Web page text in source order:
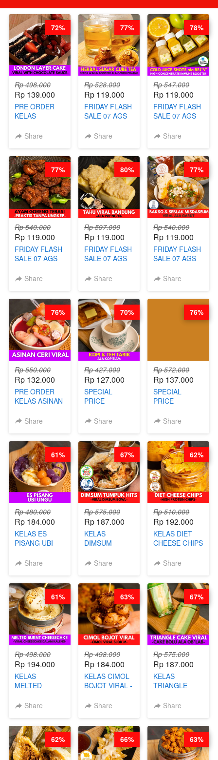
Rp 498.000
Rp 139.000
PRE ORDER
KELAS
LAYER CAKE -
SAUCE- BY
CHEF DITA
(TAYANG 18
AGUSTUS)
Share
72%
Rp 528.000
Rp 119.000
FRIDAY FLASH
SALE 07 AGS
HERBAL
DETOX & IMUN
BOOSTER
HITS PENANG
- BY BARISTA
ARISUDANA
Share
77%
Rp 547.000
Rp 119.000
FRIDAY FLASH
SALE 07 AGS
JUICE SHOTS
CONCENTRATE
IMMUNE
BOOSTER BY
BARISTA
ARISUDANA
Share
78%
Rp 540.000
Rp 119.000
FRIDAY FLASH
SALE 07 AGS
GORENG
TANPA
UNGKEP - BY
CHEF WARSIDI
WONG
Share
77%
Rp 597.000
Rp 119.000
FRIDAY FLASH
SALE 07 AGS
VIRAL
- BY CHEF
DITA
Share
80%
Rp 540.000
Rp 119.000
FRIDAY FLASH
SALE 07 AGS
& SEBLAK
GARUT - BY
CHEF WARSIDI
Share
77%
Rp 550.000
Rp 132.000
PRE ORDER
KELAS ASINAN
BY CHEF DITA
Share
76%
Rp 427.000
Rp 127.000
SPECIAL
PRICE
KELAS KOPI &
BARISTA
ARISUDANA
(TANGGAL 10
AGS HARGA
NAIK! )
Share
70%
Rp 572.000
Rp 137.000
SPECIAL
PRICE
KELAS CAKWE
DITA
(TANGGAL 10
AGS HARGA
NAIK! )
Share
76%
Rp 480.000
Rp 184.000
KELAS ES
PISANG UBI
CHEF DITA
Share
61%
Rp 575.000
Rp 187.000
KELAS
DIMSUM
- VIRAL
STEPHANIE
Share
67%
Rp 510.000
Rp 192.000
KELAS DIET
CHEESE CHIPS
PROTEIN
Share
62%
Rp 498.000
Rp 194.000
KELAS
MELTED
CHEESECAKE -
DALAM
KALENG-BY
CHEF DITA
Share
61%
Rp 498.000
Rp 184.000
KELAS CIMOL
BOJOT VIRAL -
BLOK M -BY
JUNI)
Share
63%
Rp 575.000
Rp 187.000
KELAS
TRIANGLE
CAKE BOLU
Share
67%
62% 66% 63%